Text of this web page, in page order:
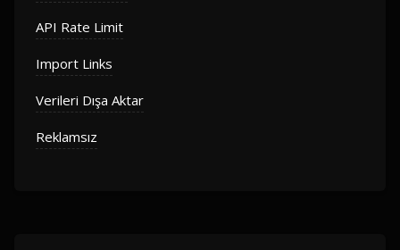
API Rate Limit
Import Links
Verileri Dışa Aktar
Reklamsız